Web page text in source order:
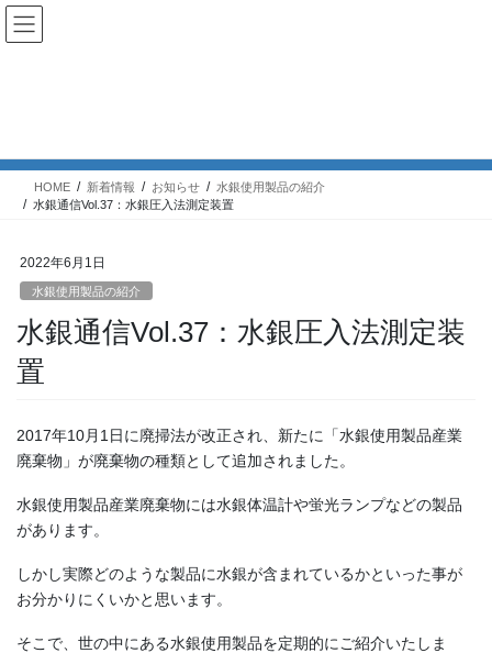
コ
ン
キ
ナ
ビ
に
HOME 新着情報 お知らせ
水銀使用製品の紹介
水銀通信Vol.37：水銀圧入法測定装置
2022年6月1日
水銀使用製品の紹介
水銀通信Vol.37：水銀圧入法測定装
置
2017年10月1日に廃掃法が改正され、新たに「水銀使用製品産業
廃棄物」が廃棄物の種類として追加されました。
水銀使用製品産業廃棄物には水銀体温計や蛍光ランプなどの製品
があります。
しかし実際どのような製品に水銀が含まれているかといった事が
お分かりにくいかと思います。
そこで、世の中にある水銀使用製品を定期的にご紹介いたしま